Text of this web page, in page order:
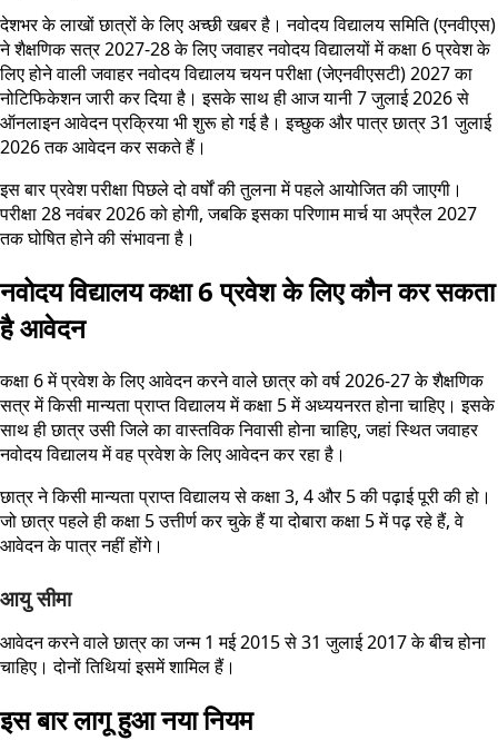
देशभर के लाखों छात्रों के लिए अच्छी खबर है। नवोदय विद्यालय समिति (एनवीएस)
ने शैक्षणिक सत्र 2027-28 के लिए जवाहर नवोदय विद्यालयों में कक्षा 6 प्रवेश के
लिए होने वाली जवाहर नवोदय विद्यालय चयन परीक्षा (जेएनवीएसटी) 2027 का
नोटिफिकेशन जारी कर दिया है। इसके साथ ही आज यानी 7 जुलाई 2026 से
ऑनलाइन आवेदन प्रक्रिया भी शुरू हो गई है। इच्छुक और पात्र छात्र 31 जुलाई
2026 तक आवेदन कर सकते हैं।
इस बार प्रवेश परीक्षा पिछले दो वर्षों की तुलना में पहले आयोजित की जाएगी।
परीक्षा 28 नवंबर 2026 को होगी, जबकि इसका परिणाम मार्च या अप्रैल 2027
तक घोषित होने की संभावना है।
नवोदय विद्यालय कक्षा 6 प्रवेश के लिए कौन कर सकता
है आवेदन
कक्षा 6 में प्रवेश के लिए आवेदन करने वाले छात्र को वर्ष 2026-27 के शैक्षणिक
सत्र में किसी मान्यता प्राप्त विद्यालय में कक्षा 5 में अध्ययनरत होना चाहिए। इसके
साथ ही छात्र उसी जिले का वास्तविक निवासी होना चाहिए, जहां स्थित जवाहर
नवोदय विद्यालय में वह प्रवेश के लिए आवेदन कर रहा है।
छात्र ने किसी मान्यता प्राप्त विद्यालय से कक्षा 3, 4 और 5 की पढ़ाई पूरी की हो।
जो छात्र पहले ही कक्षा 5 उत्तीर्ण कर चुके हैं या दोबारा कक्षा 5 में पढ़ रहे हैं, वे
आवेदन के पात्र नहीं होंगे।
आयु सीमा
आवेदन करने वाले छात्र का जन्म 1 मई 2015 से 31 जुलाई 2017 के बीच होना
चाहिए। दोनों तिथियां इसमें शामिल हैं।
इस बार लागू हुआ नया नियम